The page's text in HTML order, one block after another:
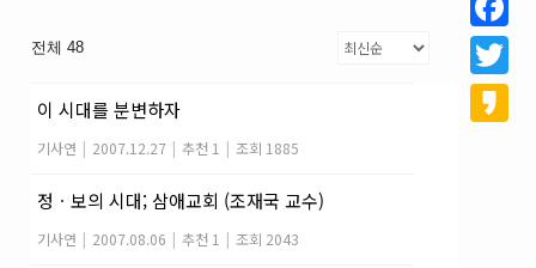
전체 48
이 시대를 분변하자
기사연 | 2007.12.27 | 추천 1 | 조회 1885
정ㆍ보의 시대; 삼애교회 (조재국 교수)
기사연 | 2007.08.06 | 추천 1 | 조회 2043
Twitter